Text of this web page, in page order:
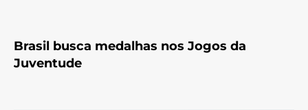
Brasil busca medalhas nos Jogos da
Juventude